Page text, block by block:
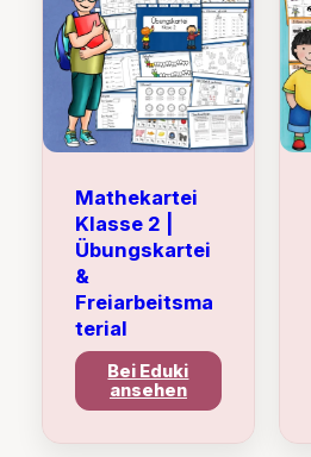
Mathekartei
Klasse 2 |
Übungskartei
&
Freiarbeitsma
terial
Bei Eduki
ansehen